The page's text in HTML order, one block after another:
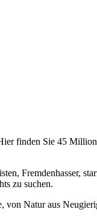
finden Sie 45
Fremdenhasser,
zu suchen.
Natur aus